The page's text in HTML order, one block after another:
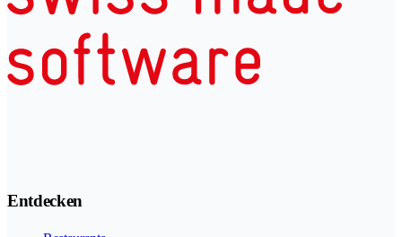
Entdecken